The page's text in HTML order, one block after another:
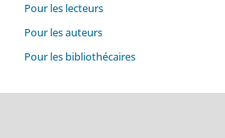
Pour les lecteurs
Pour les auteurs
Pour les bibliothécaires